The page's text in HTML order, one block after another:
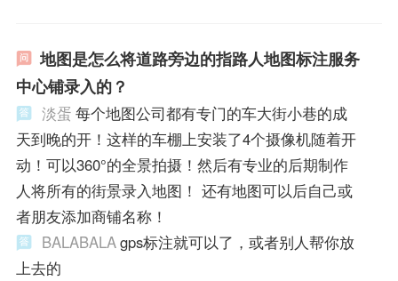
地图是怎么将道路旁边的指路人地图标注服务
中心铺录入的？
淡蛋 每个地图公司都有专门的车大街小巷的成
天到晚的开！这样的车棚上安装了4个摄像机随着开
动！可以360°的全景拍摄！然后有专业的后期制作
人将所有的街景录入地图！ 还有地图可以后自己或
者朋友添加商铺名称！
BALABALAgps标注就可以了，或者别人帮你放
上去的